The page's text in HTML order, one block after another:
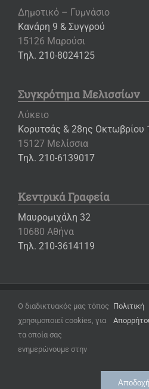
Δημοτικό – Γυμνάσιο
Κανάρη 9 & Συγγρού
15126 Μαρούσι
Τηλ. 210-8024125
Συγκρότημα Μελισσίων
Λύκειο
Κορυτσάς & 28ης Οκτωβρίου
15127 Μελίσσια
Τηλ. 210-6139017
Κεντρικά Γραφεία
Μαυρομιχάλη 32
10680 Αθήνα
Τηλ. 210-3614119
Όροι
Πολιτική
Ρυθμίσεις
Ο διαδικτυακός μας τόπος
χρησιμοποιεί cookies, για
τα οποία σας
ενημερώνουμε στην
Πολιτική
Αποδοχή